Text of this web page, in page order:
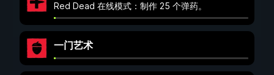
Red Dead 在线模式：制作 25 个弹药。
一门艺术